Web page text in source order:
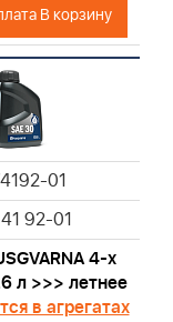
797032
797033
820263WM
845198
392286
399968
593240
795115
992376
В корзину
01
92-01
4-х
л >>> летнее
в агрегатах